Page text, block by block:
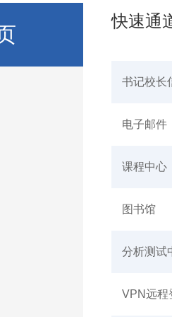
快速通
书记校长
电子邮件
课程中心
图书馆
分析测试
VPN远程